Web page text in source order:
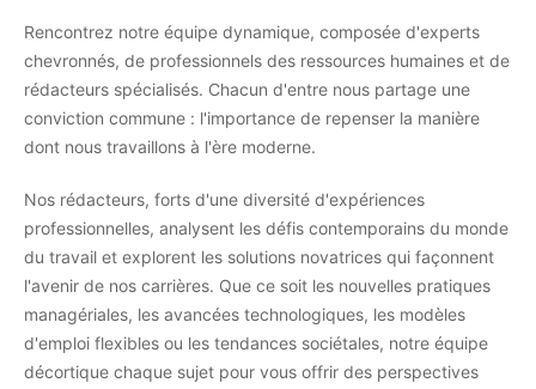
Rencontrez notre équipe dynamique, composée d'experts
chevronnés, de professionnels des ressources humaines et de
rédacteurs spécialisés. Chacun d'entre nous partage une
conviction commune : l'importance de repenser la manière
dont nous travaillons à l'ère moderne.
Nos rédacteurs, forts d'une diversité d'expériences
professionnelles, analysent les défis contemporains du monde
du travail et explorent les solutions novatrices qui façonnent
l'avenir de nos carrières. Que ce soit les nouvelles pratiques
managériales, les avancées technologiques, les modèles
d'emploi flexibles ou les tendances sociétales, notre équipe
décortique chaque sujet pour vous offrir des perspectives